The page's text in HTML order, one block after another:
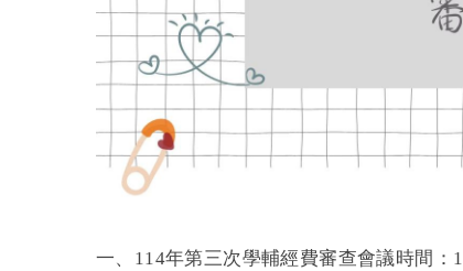
一、114年第三次學輔經費審查會議時間：